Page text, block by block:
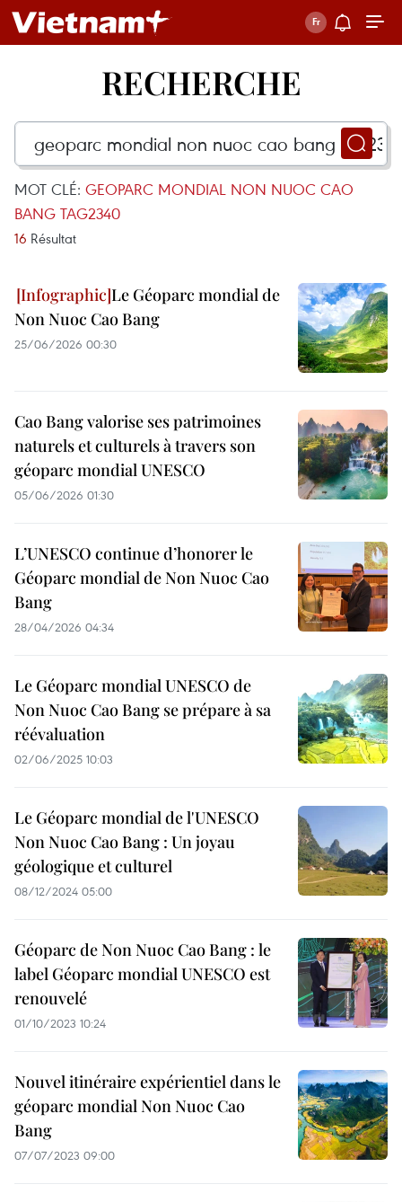
RECHERCHE
MOT CLÉ: GEOPARC MONDIAL NON NUOC CAO
BANG TAG2340
16 Résultat
Le Géoparc mondial de
Non Nuoc Cao Bang
25/06/2026 00:30
Cao Bang valorise ses patrimoines
naturels et culturels à travers son
géoparc mondial UNESCO
05/06/2026 01:30
L’UNESCO continue d’honorer le
Géoparc mondial de Non Nuoc Cao
Bang
28/04/2026 04:34
Le Géoparc mondial UNESCO de
Non Nuoc Cao Bang se prépare à sa
réévaluation
02/06/2025 10:03
Le Géoparc mondial de l'UNESCO
Non Nuoc Cao Bang : Un joyau
géologique et culturel
08/12/2024 05:00
Géoparc de Non Nuoc Cao Bang : le
label Géoparc mondial UNESCO est
renouvelé
01/10/2023 10:24
Nouvel itinéraire expérientiel dans le
géoparc mondial Non Nuoc Cao
Bang
07/07/2023 09:00